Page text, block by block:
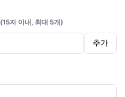
(15자 이내, 최대 5개)
추가